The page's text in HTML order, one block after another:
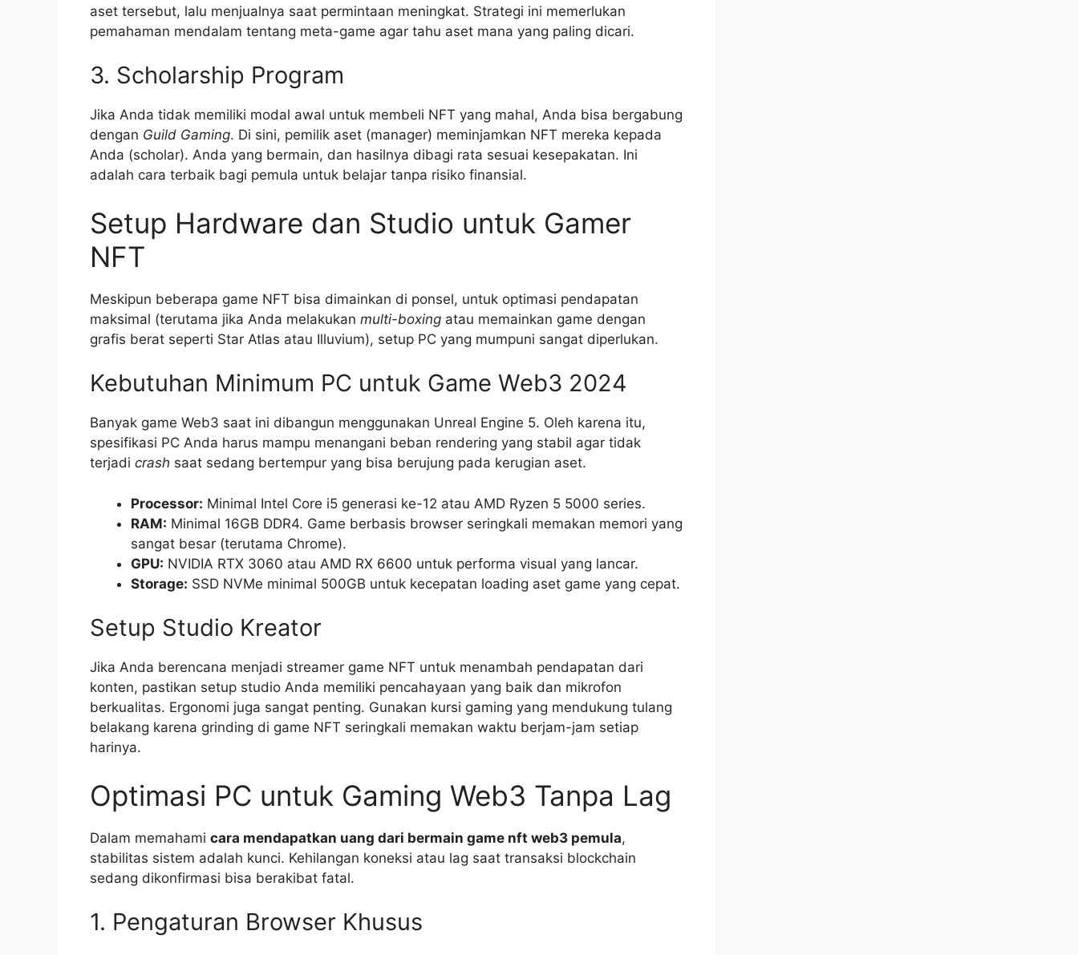
aset tersebut, lalu menjualnya saat permintaan meningkat. Strategi ini memerlukan
pemahaman mendalam tentang meta-game agar tahu aset mana yang paling dicari.
3. Scholarship Program
Jika Anda tidak memiliki modal awal untuk membeli NFT yang mahal, Anda bisa bergabung
dengan Guild Gaming. Di sini, pemilik aset (manager) meminjamkan NFT mereka kepada
Anda (scholar). Anda yang bermain, dan hasilnya dibagi rata sesuai kesepakatan. Ini
adalah cara terbaik bagi pemula untuk belajar tanpa risiko finansial.
Setup Hardware dan Studio untuk Gamer
NFT
Meskipun beberapa game NFT bisa dimainkan di ponsel, untuk optimasi pendapatan
maksimal (terutama jika Anda melakukan multi-boxing atau memainkan game dengan
grafis berat seperti Star Atlas atau Illuvium), setup PC yang mumpuni sangat diperlukan.
Kebutuhan Minimum PC untuk Game Web3 2024
Banyak game Web3 saat ini dibangun menggunakan Unreal Engine 5. Oleh karena itu,
spesifikasi PC Anda harus mampu menangani beban rendering yang stabil agar tidak
terjadi crash saat sedang bertempur yang bisa berujung pada kerugian aset.
Processor: Minimal Intel Core i5 generasi ke-12 atau AMD Ryzen 5 5000 series.
RAM: Minimal 16GB DDR4. Game berbasis browser seringkali memakan memori yang
sangat besar (terutama Chrome).
GPU: NVIDIA RTX 3060 atau AMD RX 6600 untuk performa visual yang lancar.
Storage: SSD NVMe minimal 500GB untuk kecepatan loading aset game yang cepat.
Setup Studio Kreator
Jika Anda berencana menjadi streamer game NFT untuk menambah pendapatan dari
konten, pastikan setup studio Anda memiliki pencahayaan yang baik dan mikrofon
berkualitas. Ergonomi juga sangat penting. Gunakan kursi gaming yang mendukung tulang
belakang karena grinding di game NFT seringkali memakan waktu berjam-jam setiap
harinya.
Optimasi PC untuk Gaming Web3 Tanpa Lag
Dalam memahami cara mendapatkan uang dari bermain game nft web3 pemula,
stabilitas sistem adalah kunci. Kehilangan koneksi atau lag saat transaksi blockchain
sedang dikonfirmasi bisa berakibat fatal.
1. Pengaturan Browser Khusus